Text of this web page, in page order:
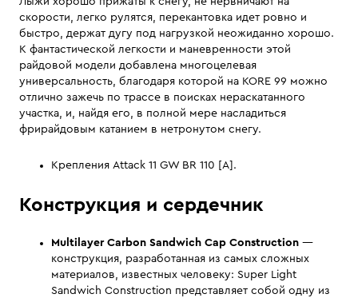
скорости, легко рулятся, перекантовка идет ровно и
быстро, держат дугу под нагрузкой неожиданно хорошо.
К фантастической легкости и маневренности этой
райдовой модели добавлена многоцелевая
универсальность, благодаря которой на KORE 99 можно
отлично зажечь по трассе в поисках нераскатанного
участка, и, найдя его, в полной мере насладиться
фрирайдовым катанием в нетронутом снегу.
Крепления Attack 11 GW BR 110 [A].
Конструкция и сердечник
Multilayer Carbon Sandwich Cap Construction —
конструкция, разработанная из самых сложных
материалов, известных человеку: Super Light
Sandwich Construction представляет собой одну из